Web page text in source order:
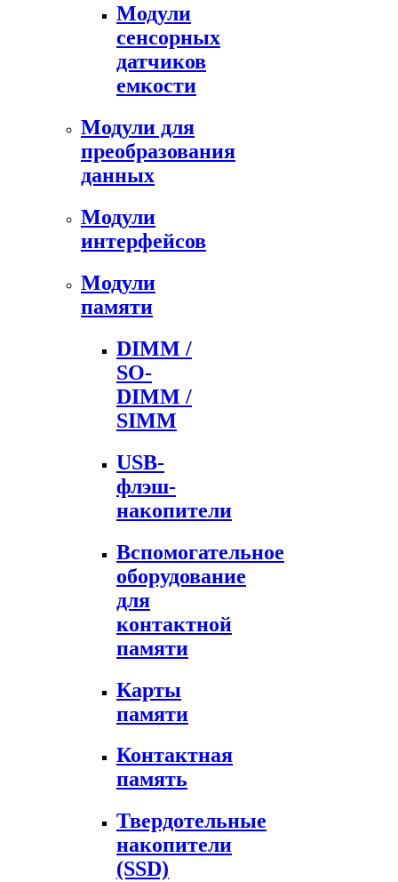
Модули
сенсорных
датчиков
емкости
Модули для
преобразования
данных
Модули
интерфейсов
Модули
памяти
DIMM /
SO-
DIMM /
SIMM
USB-
флэш-
накопители
Вспомогательное
оборудование
для
контактной
памяти
Карты
памяти
Контактная
память
Твердотельные
накопители
(SSD)